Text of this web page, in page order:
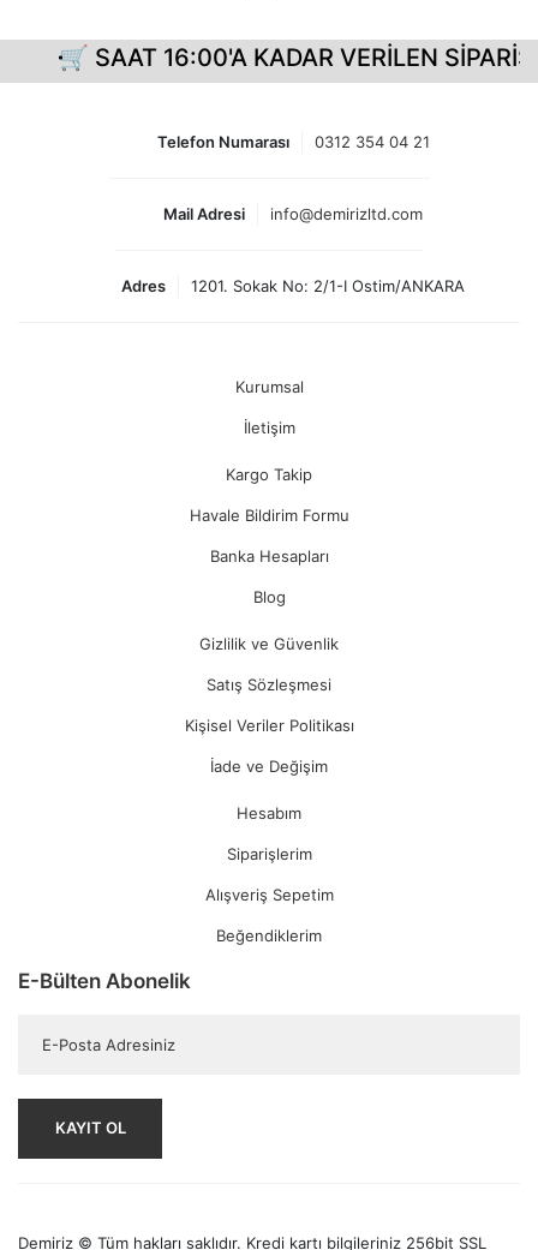
🛒 SAAT 16:00'A KADAR VERİLEN
Telefon Numarası 0312 354 04 21
Mail Adresi info@demirizltd.com
Adres 1201. Sokak No: 2/1-I Ostim/ANKARA
Kurumsal
İletişim
Kargo Takip
Havale Bildirim Formu
Banka Hesapları
Blog
Gizlilik ve Güvenlik
Satış Sözleşmesi
Kişisel Veriler Politikası
İade ve Değişim
Hesabım
Siparişlerim
Alışveriş Sepetim
Beğendiklerim
E-Bülten Abonelik
KAYIT OL
Demiriz © Tüm hakları saklıdır. Kredi kartı bilgileriniz 256bit SSL